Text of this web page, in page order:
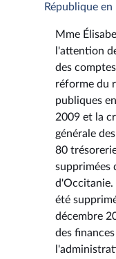
République
Mme
l'attention
des
réforme du
publiques
2009 et la
générale
80
supprimées
d'Occitanie.
été
décembre
des